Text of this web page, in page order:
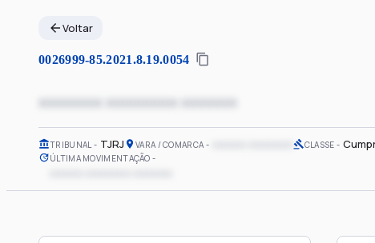
Voltar
0026999-85.2021.8.19.0054
xxxxxxxx xxxxxxxxx xxxxxxx
TRIBUNAL TJRJ VARA / COMARCA CLASSE
ÚLTIMA MOVIMENTAÇÃO